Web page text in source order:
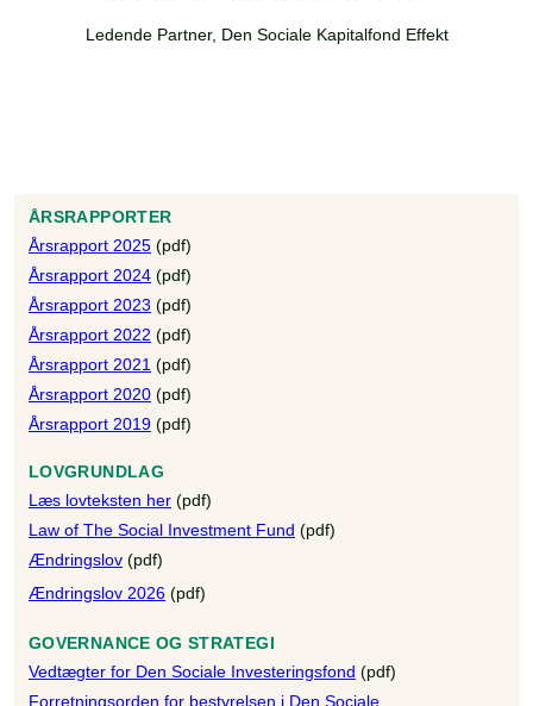
Ledende Partner, Den Sociale Kapitalfond Effekt
ÅRSRAPPORTER
Årsrapport 2025 (pdf)
Årsrapport 2024 (pdf)
Årsrapport 2023 (pdf)
Årsrapport 2022 (pdf)
Årsrapport 2021 (pdf)
Årsrapport 2020 (pdf)
Årsrapport 2019 (pdf)
LOVGRUNDLAG
Læs lovteksten her (pdf)
Law of The Social Investment Fund (pdf)
Ændringslov (pdf)
Ændringslov 2026 (pdf)
GOVERNANCE OG STRATEGI
Vedtægter for Den Sociale Investeringsfond (pdf)
Forretningsorden for bestyrelsen i Den Sociale